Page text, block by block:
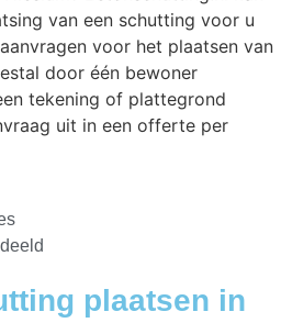
van een schutting voor u
voor het plaatsen van
door één bewoner
tekening of plattegrond
uit in een offerte per
plaatsen in